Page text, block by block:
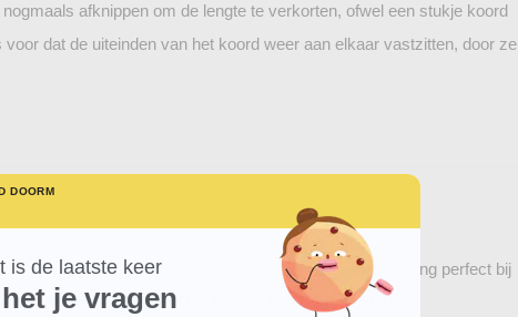
DOORMEER WETEN OVER
Meer
over
Axeptio
is de laatste keer
je vragen
afknippen om de lengte te verkorten, ofwel een stukje koord
dat de uiteinden van het koord weer aan elkaar vastzitten, door ze
van 3,2 mm. Voor een Oréa rolgordijn past de verbinding perfect bij
ROLG_MINI_DIMMEND